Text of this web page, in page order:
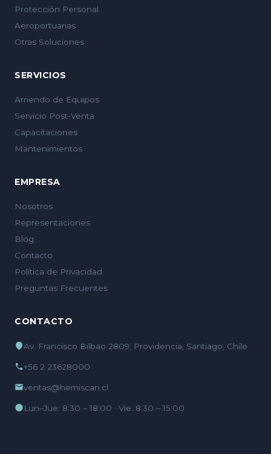
Protección Personal
Aeroportuarias
Otras Soluciones
SERVICIOS
Arriendo de Equipos
Servicio Post-Venta
Capacitaciones
Mantenimientos
EMPRESA
Nosotros
Representaciones
Blog
Contacto
Política de Privacidad
Preguntas Frecuentes
CONTACTO
Av. Francisco Bilbao 2809, Providencia, Santiago, Chile
+56 2 23628000
ventas@hemiscan.cl
Lun–Jue: 8:30 – 18:00 · Vie: 8:30 – 15:00